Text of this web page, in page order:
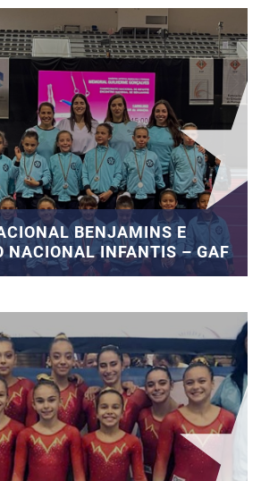
BENJAMINS E
NACIONAL INFANTIS – GAF